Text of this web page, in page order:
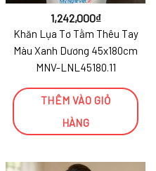
1,242,000₫
Khăn Lụa Tơ Tằm Thêu Tay
Màu Xanh Dương 45x180cm
MNV-LNL45180.11
THÊM VÀO GIỎ
HÀNG